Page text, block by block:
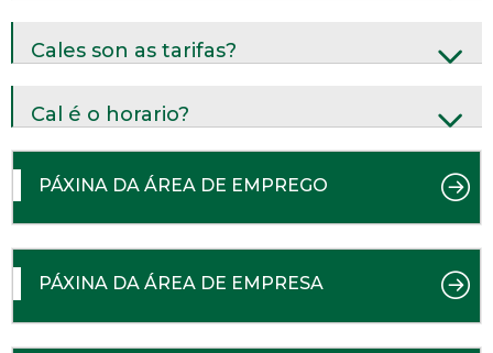
Cales son as tarifas?
Cal é o horario?
PÁXINA DA ÁREA DE EMPREGO
PÁXINA DA ÁREA DE EMPRESA